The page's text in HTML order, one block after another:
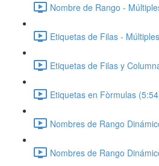
Nombre de Rango -
Etiquetas de Filas -
Etiquetas de Filas y
Etiquetas en Fòrmulas
Nombres de Rango
Nombres de Rango